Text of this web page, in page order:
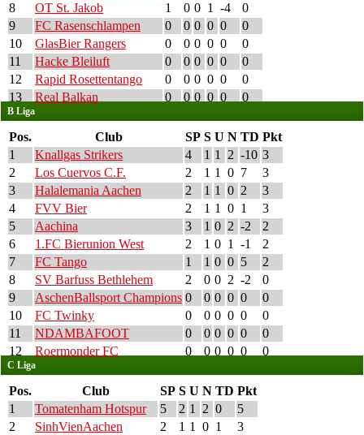
8
OT St. Jakob 1 0 0 1 -4
0
9
FC Rasenschlampen 0 0 0 0 0
0
10
GlasBier Rangers 0 0 0 0 0
0
11
Hacke Bleiluft 0 0 0 0 0
0
12
Rapid Rosettentango 0 0 0 0 0
0
13
Real Balkan 0 0 0 0 0 0
B Liga
Pos. Club SP S U N TD Pkt
1
Knallgas Strikers 4 1 1 2 -10 3
2
Los Cuervos C.F. 2 1 1 0 7
3
3
Halalemania Aachen 2 1 1 0 2
3
4
FVV Bier 2 1 1 0 1
3
5
Aachina 3 1 0 2 -2
2
6
1.FC Bierunion West 2 1 0 1 -1
2
7
FC Tango 1 1 0 0 5
2
8
SV Barfuss Bethlehem 2 0 0 2 -2
0
9
AschenBallsport Champions 0 0 0 0 0
0
10
FC Twinky 0 0 0 0 0
0
11
NDAMBAFOOT 0 0 0 0 0
0
12
Roermonder FC 0 0 0 0 0 0
C Liga
Pos. Club SP S U N TD Pkt
1
Tomatenham Hotspur 5 2 1 2 0
5
2
SinhVienAachen 2 1 1 0 1 3